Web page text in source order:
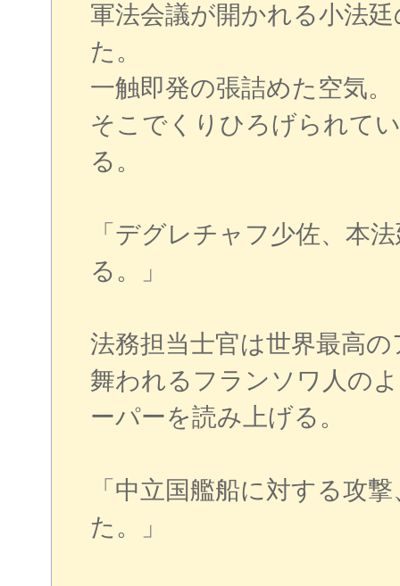
軍法会議が開かれる小法
た。
一触即発の張詰めた空気。
そこでくりひろげられて
る。
「デグレチャフ少佐、本
る。」
法務担当士官は世界最高
舞われるフランソワ人の
ーパーを読み上げる。
「中立国艦船に対する攻
た。」